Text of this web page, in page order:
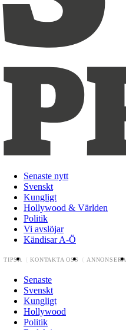
Senaste nytt
Svenskt
Kungligt
Hollywood & Världen
Politik
Vi avslöjar
Kändisar A-Ö
TIPSA KONTAKTA OSS ANNONSERA
Senaste
Svenskt
Kungligt
Hollywood
Politik